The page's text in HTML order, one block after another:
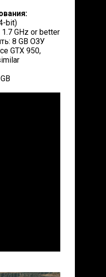
bit)
GHz or better
8 GB ОЗУ
GTX 950,